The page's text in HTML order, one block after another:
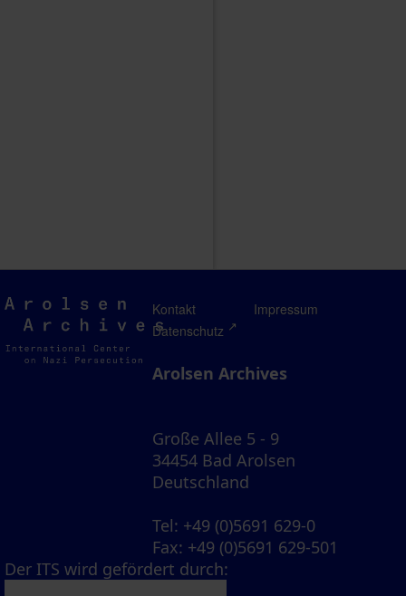
Arolsen
Archives
Kontakt
Impressum
Datenschutz
Arolsen Archives
Große Allee 5 - 9
34454 Bad Arolsen
Deutschland
Tel: +49 (0)5691 629-0
Fax: +49 (0)5691 629-501
Der ITS wird gefördert durch: